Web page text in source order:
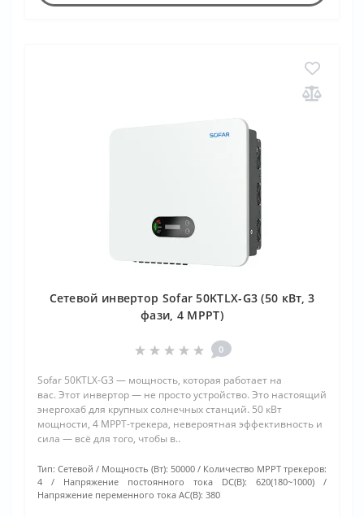
Сетевой инвертор Sofar 50KTLX-G3 (50 кВт, 3
фази, 4 MPPT)
0
Sofar 50KTLX-G3 — мощность, которая работает на
вас. Этот инвертор — не просто устройство. Это настоящий
энергохаб для крупных солнечных станций. 50 кВт
мощности, 4 МРРТ-трекера, невероятная эффективность и
сила — всё для того, чтобы в..
Тип: Сетевой Мощность (Вт): 50000
Количество МРРТ трекеров:
4
Напряжение постоянного тока DC(В):
620(180~1000)
Напряжение переменного тока АС(В): 380